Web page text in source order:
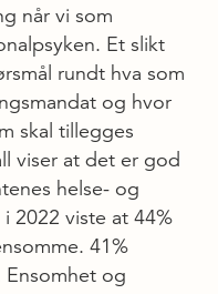
når vi som
Et slikt
rundt hva som
og hvor
skal tillegges
viser at det er god
helse- og
2022 viste at 44%
41%
Ensomhet og